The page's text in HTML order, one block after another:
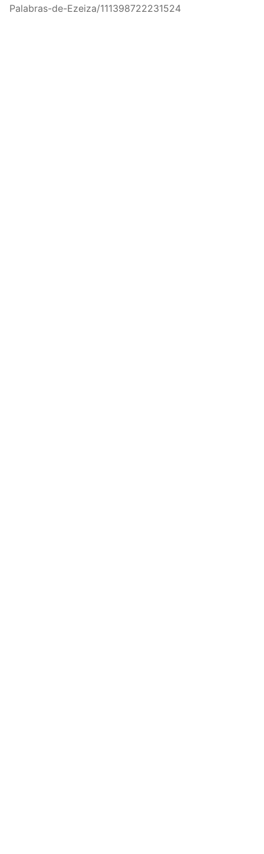
Palabras-de-Ezeiza/111398722231524